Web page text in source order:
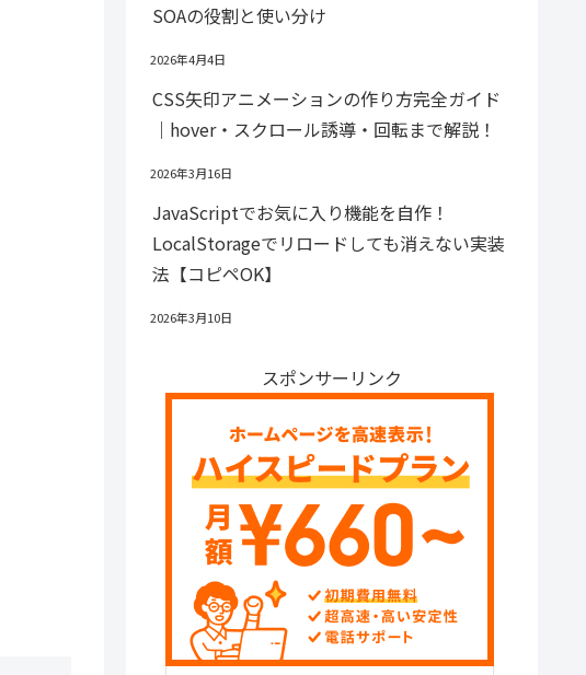
SOAの役割と使い分け
2026年4月4日
CSS矢印アニメーションの作り方完全ガイド
｜hover・スクロール誘導・回転まで解説！
2026年3月16日
JavaScriptでお気に入り機能を自作！
LocalStorageでリロードしても消えない実装
法【コピペOK】
2026年3月10日
スポンサーリンク